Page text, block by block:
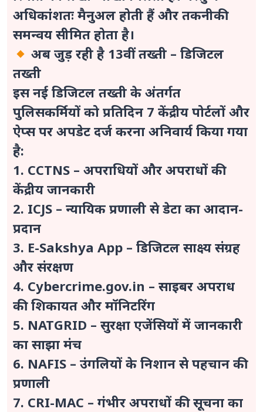
अधिकांशतः मैनुअल होती हैं और तकनीकी
समन्वय सीमित होता है।
अब जुड़ रही है 13वीं तख्ती – डिजिटल
तख्ती
इस नई डिजिटल तख्ती के अंतर्गत
पुलिसकर्मियों को प्रतिदिन 7 केंद्रीय पोर्टलों और
ऐप्स पर अपडेट दर्ज करना अनिवार्य किया गया
है:
1. CCTNS – अपराधियों और अपराधों की
केंद्रीय जानकारी
2. ICJS – न्यायिक प्रणाली से डेटा का आदान-
प्रदान
3. E-Sakshya App – डिजिटल साक्ष्य संग्रह
और संरक्षण
4. Cybercrime.gov.in – साइबर अपराध
की शिकायत और मॉनिटरिंग
5. NATGRID – सुरक्षा एजेंसियों में जानकारी
का साझा मंच
6. NAFIS – उंगलियों के निशान से पहचान की
प्रणाली
7. CRI-MAC – गंभीर अपराधों की सूचना का